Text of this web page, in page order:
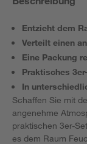
Entzieht dem
Verteilt einen
Eine Packung
Praktisches
In
Schaffen Sie mit
angenehme
praktischen 3er-
es dem Raum